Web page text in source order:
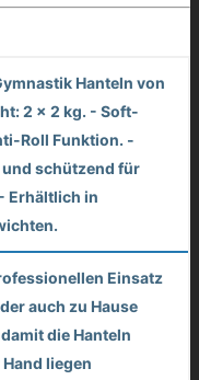
Hanteln von
2 x 2 kg. - Soft-
Roll Funktion. -
schützend für
Erhältlich in
Einsatz
auch zu Hause
die Hanteln
liegen